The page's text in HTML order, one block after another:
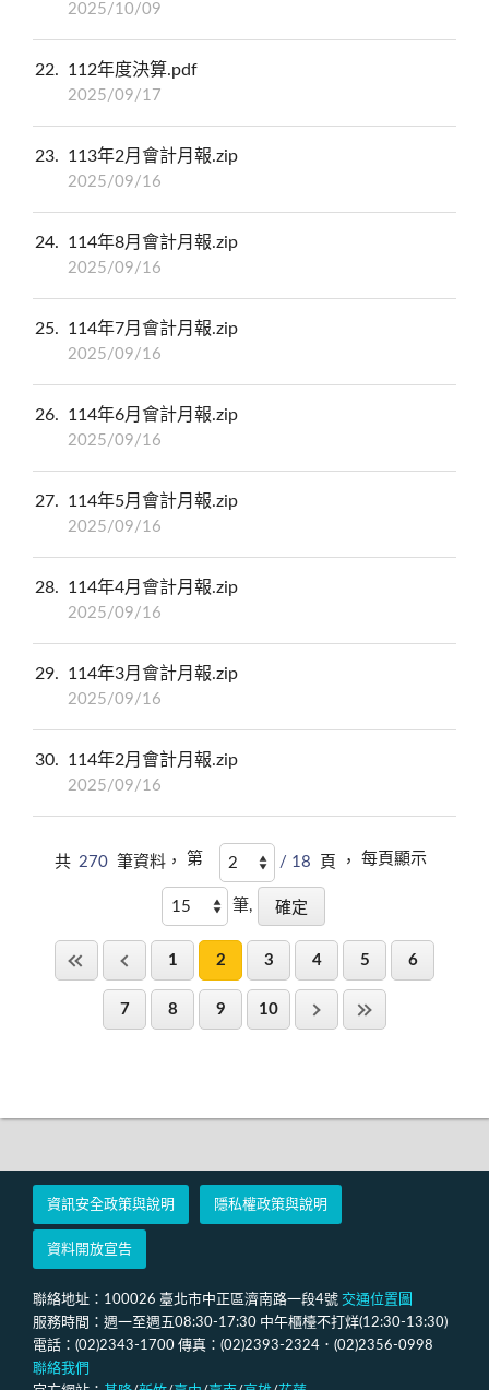
2025/10/09
22 112年度決算.pdf
2025/09/17
23 113年2月會計月報.zip
2025/09/16
24 114年8月會計月報.zip
2025/09/16
25 114年7月會計月報.zip
2025/09/16
26 114年6月會計月報.zip
2025/09/16
27 114年5月會計月報.zip
2025/09/16
28 114年4月會計月報.zip
2025/09/16
29 114年3月會計月報.zip
2025/09/16
30 114年2月會計月報.zip
2025/09/16
共 270 筆資料， 第 / 18 頁 ， 每頁顯示
筆,
1 2 3 4 5 6
7 8 9 10
資訊安全政策與說明 隱私權政策與說明
資料開放宣告
聯絡地址：100026 臺北市中正區濟南路一段4號 交通位置圖
服務時間：週一至週五08:30-17:30 中午櫃檯不打烊(12:30-13:30)
電話：(02)2343-1700 傳真：(02)2393-2324．(02)2356-0998
聯絡我們